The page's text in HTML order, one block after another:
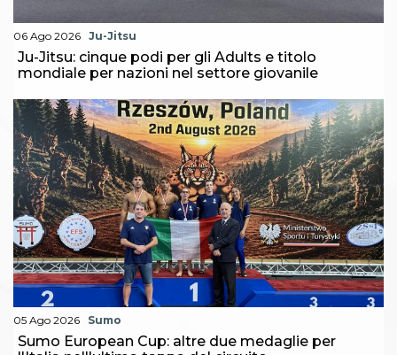
Modulistica
Quesiti fiscali
Sostenibilità
Documenti
06 Ago 2026 Ju-Jitsu
Ju-Jitsu: cinque podi per gli Adults e titolo
mondiale per nazioni nel settore giovanile
05 Ago 2026 Sumo
Sumo European Cup: altre due medaglie per